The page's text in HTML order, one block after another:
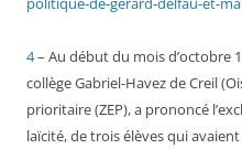
4– Au début du mois d’octobre
collège Gabriel-Havez de Creil
prioritaire (ZEP), a prononcé
laïcité, de trois élèves qui